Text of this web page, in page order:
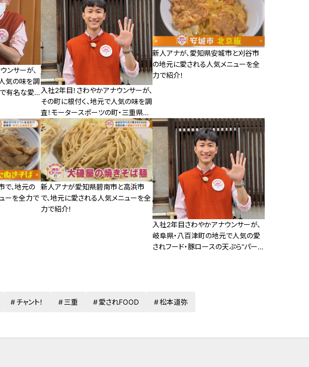
ンサーが、
気の味を調
有名な愛
入社2年目！さわやかアナウンサーが、
その町に根付く、地元で人気の味を調
査！モータースポーツの町・三重県鈴
鹿市の“愛されフード”とは？
新人アナが、愛知県安城市と刈谷市
の地元に愛される人気メニューを全
力で紹介！
、地元の
ーを全力で
新人アナが愛知県碧南市と高浜市
で、地元に愛される人気メニューを全
力で紹介！
入社2年目さわやかアナウンサーが、
岐阜県・八百津町の地元で人気の愛
されフード・豚ロースの天ぷら“パーコ
チャント！ 三重 愛されFOOD 松本道弥